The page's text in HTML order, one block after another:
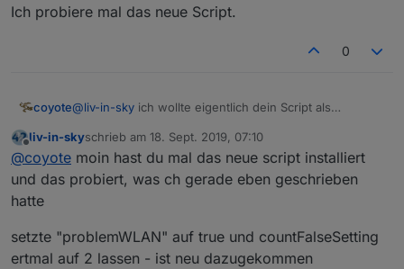
Ich probiere mal das neue Script.
0
coyote@liv-in-sky ich wollte eigentlich dein Script als
noch ein anderes Script dafür laufen)
Habe allerdings etwas Probleme damit, der Datenpunkt
meines Smartphones, wechselt ständig von true/false
und umgekehrt, obwohl das Phone immer eingebucht
Ich probiere mal das neue Script.
Offline
liv-in-skyschrieb am 18. Sept. 2019, 07:10
zuletzt editiert von
@coyote moin hast du mal das neue script installiert
und das probiert, was ch gerade eben geschrieben
hatte
setzte "problemWLAN" auf true und countFalseSetting
ertmal auf 2 lassen - ist neu dazugekommen